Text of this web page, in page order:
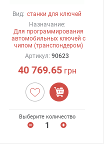
Вид: станки для ключей
Назначание:
Для программирования
автомобильных ключей с
чипом (транспондером)
Артикул:90623
40 769.65грн
Выберите количество